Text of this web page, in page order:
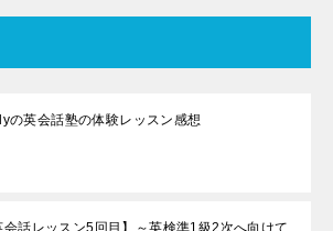
の英会話塾の体験レッスン感想
会話レッスン5回目】～英検準1級2次へ向けて